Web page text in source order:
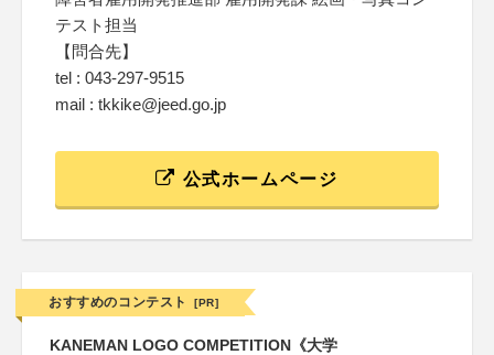
テスト担当
【問合先】
tel : 043-297-9515
mail : tkkike@jeed.go.jp
公式ホームページ
おすすめのコンテスト [PR]
KANEMAN LOGO COMPETITION《大学